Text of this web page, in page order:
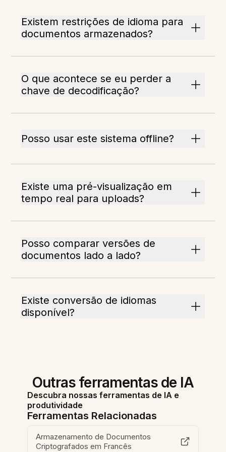
Existem restrições de idioma para
documentos armazenados?
O que acontece se eu perder a
chave de decodificação?
Posso usar este sistema offline?
Existe uma pré-visualização em
tempo real para uploads?
Posso comparar versões de
documentos lado a lado?
Existe conversão de idiomas
disponível?
Outras ferramentas de IA
Descubra nossas ferramentas de IA e
produtividade
Ferramentas Relacionadas
Armazenamento de Documentos
Criptografados em Francês